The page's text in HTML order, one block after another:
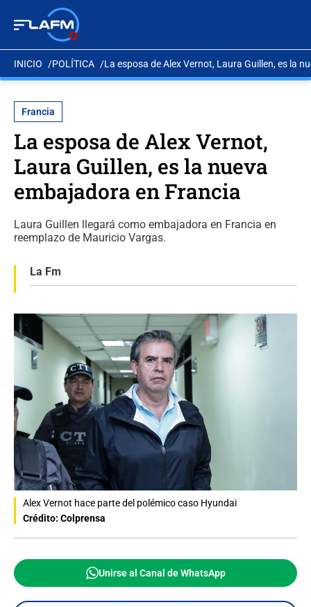
INICIO POLÍTICA La esposa de Alex Vernot, Laura Guillen, es la
Francia
La esposa de Alex Vernot,
Laura Guillen, es la nueva
embajadora en Francia
Laura Guillen llegará como embajadora en Francia en
reemplazo de Mauricio Vargas.
La Fm
Alex Vernot hace parte del polémico caso Hyundai
Crédito: Colprensa
Unirse al Canal de WhatsApp